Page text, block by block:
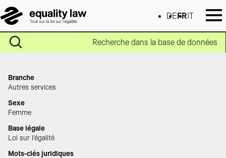
DE FR IT
Recherche dans la base de données
Branche
Autres services
Sexe
Femme
Base légale
Loi sur l’égalité
Mots-clés juridiques